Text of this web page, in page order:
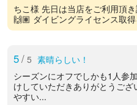
ちこ様 先日は当店をご利用頂
🙌🏽 ダイビングライセンス取
5/ 5 素晴らしい！
シーズンにオフでしかも1人参
けしていただきありがとうご
やすい...